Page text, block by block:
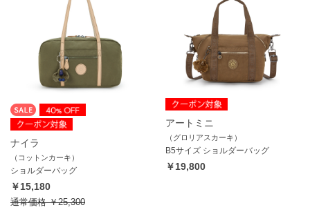
ナイラ
（コットンカーキ）
ショルダーバッグ
￥15,180
通常価格￥25,300
アートミニ
（グロリアスカーキ）
B5サイズ ショルダーバッグ
￥19,800